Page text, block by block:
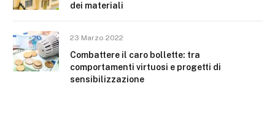
dei materiali
23 Marzo 2022
Combattere il caro bollette: tra
comportamenti virtuosi e progetti di
sensibilizzazione